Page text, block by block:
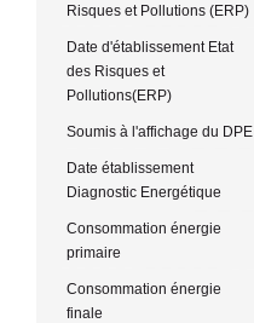
Risques et Pollutions (ERP)
Date d'établissement Etat
des Risques et
Pollutions(ERP)
Soumis à l'affichage du DPE
Date établissement
Diagnostic Energétique
Consommation énergie
primaire
Consommation énergie
finale